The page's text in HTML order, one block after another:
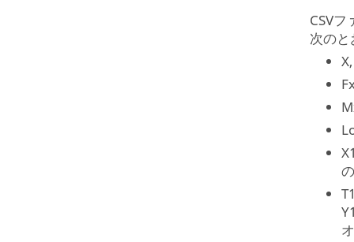
CSV
次の